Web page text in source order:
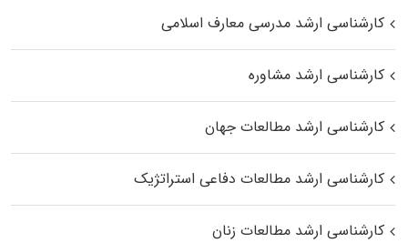
کارشناسی ارشد مدرسی معارف اسلامی
کارشناسی ارشد مشاوره
کارشناسی ارشد مطالعات جهان
کارشناسی ارشد مطالعات دفاعی استراتژیک
کارشناسی ارشد مطالعات زنان